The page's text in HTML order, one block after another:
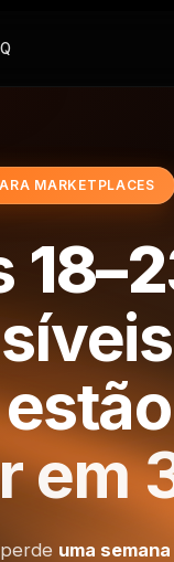
MARKETPLACES
em
uma